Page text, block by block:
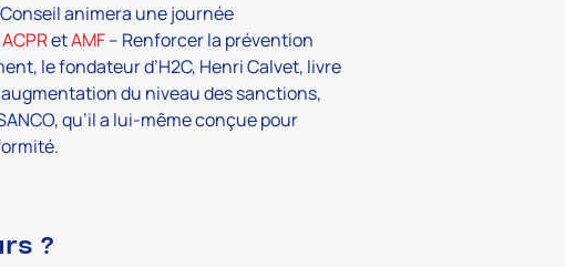
animera une journée
ACPRetAMF– Renforcer la prévention
le fondateur d’H2C, Henri Calvet, livre
du niveau des sanctions,
qu’il a lui-même conçue pour
?